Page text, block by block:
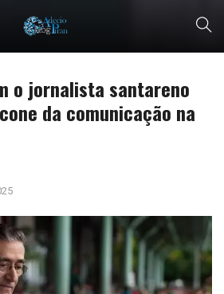
o jornalista santareno
da comunicação na